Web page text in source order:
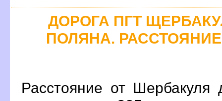
ДОРОГА ПГТ
ПОЛЯНА.
Расстояние от